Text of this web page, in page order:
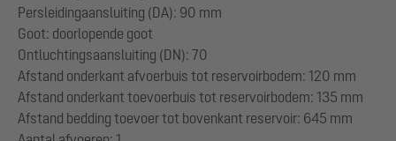
Persleidingaansluiting (DA): 90 mm
Goot: doorlopende goot
Ontluchtingsaansluiting (DN): 70
Afstand onderkant afvoerbuis tot reservoirbodem: 120 mm
Afstand onderkant toevoerbuis tot reservoirbodem: 135 mm
Afstand bedding toevoer tot bovenkant reservoir: 645 mm